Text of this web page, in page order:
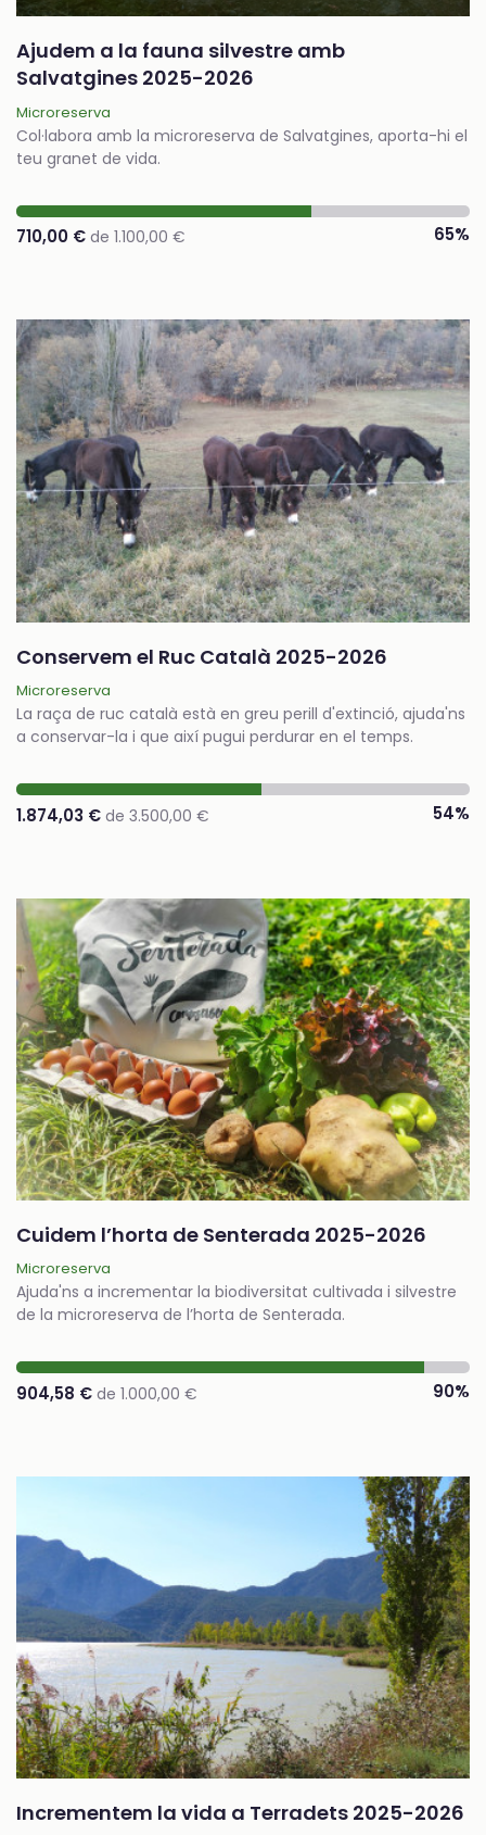
Ajudem a la fauna silvestre amb
Salvatgines 2025-2026
Microreserva
Col·labora amb la microreserva de Salvatgines, aporta-hi el
teu granet de vida.
710,00 € de 1.100,00 € 65%
Conservem el Ruc Català 2025-2026
Microreserva
La raça de ruc català està en greu perill d'extinció, ajuda'ns
a conservar-la i que així pugui perdurar en el temps.
1.874,03 € de 3.500,00 € 54%
Cuidem l’horta de Senterada 2025-2026
Microreserva
Ajuda'ns a incrementar la biodiversitat cultivada i silvestre
de la microreserva de l’horta de Senterada.
904,58 € de 1.000,00 € 90%
Incrementem la vida a Terradets 2025-2026